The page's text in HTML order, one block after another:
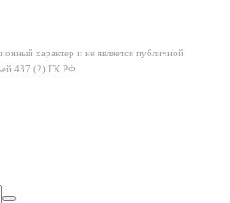
характер и не является публичной
437 (2) ГК РФ.